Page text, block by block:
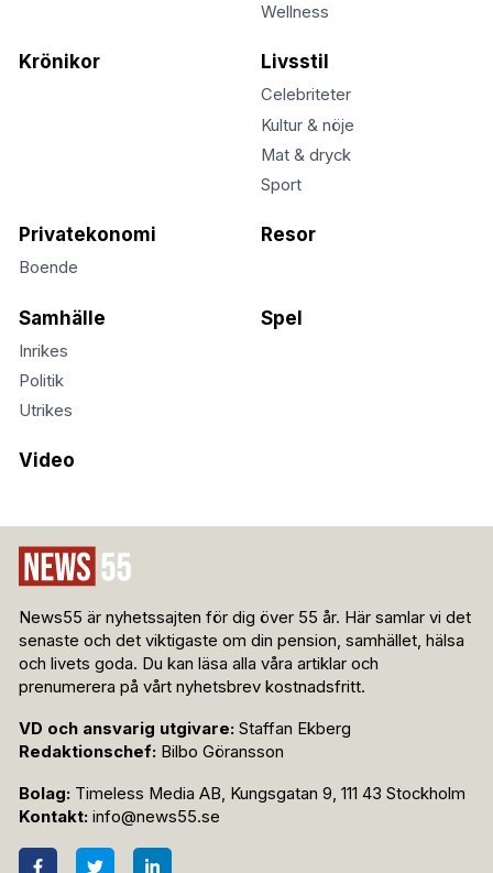
Wellness
Krönikor Livsstil
Celebriteter
Kultur & nöje
Mat & dryck
Sport
Privatekonomi
Boende
Resor
Samhälle
Inrikes
Politik
Utrikes
Spel
Video
News55 är nyhetssajten för dig över 55 år. Här samlar vi det
senaste och det viktigaste om din pension, samhället, hälsa
och livets goda. Du kan läsa alla våra artiklar och
prenumerera på vårt nyhetsbrev kostnadsfritt.
VD och ansvarig utgivare: Staffan Ekberg
Redaktionschef: Bilbo Göransson
Bolag: Timeless Media AB, Kungsgatan 9, 111 43 Stockholm
Kontakt: info@news55.se